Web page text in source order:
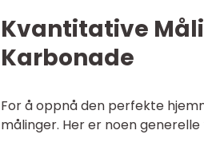
Kvantitative
Karbonade
For å oppnå den perfekte
målinger. Her er noen